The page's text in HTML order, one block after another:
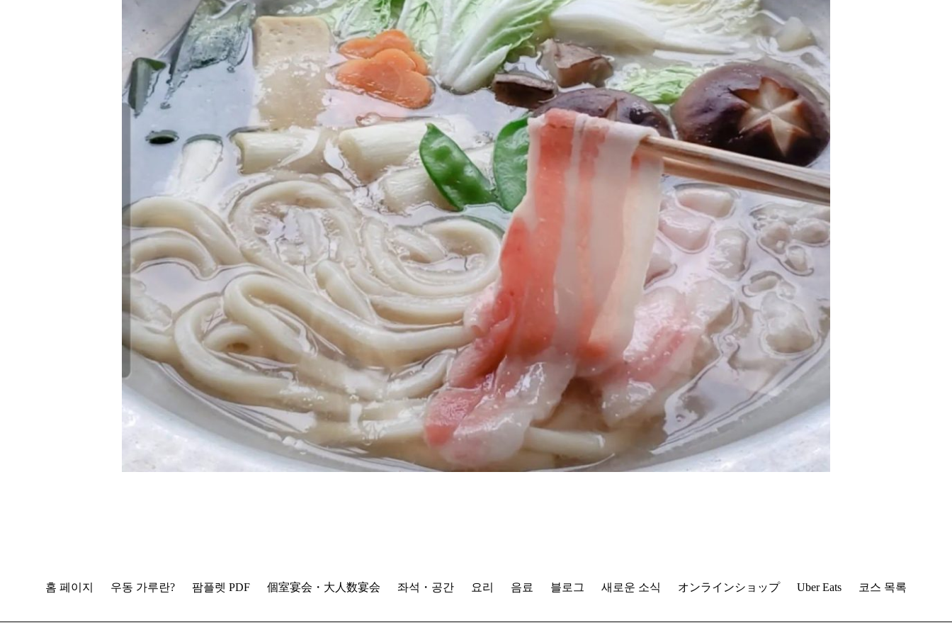
홈 페이지 우동 가루란? 팜플렛 PDF 個室宴会・大人数宴会 좌석・공간 요리 음료 블로그 새로운 소식 オンラインショップ Uber Eats 코스 목록